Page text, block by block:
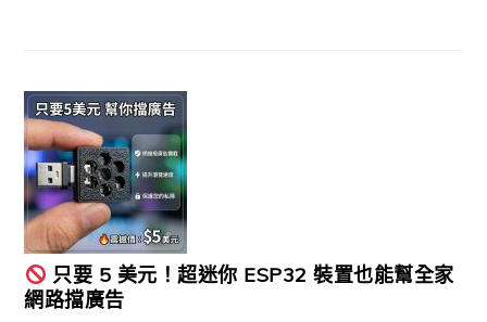
只要 5 美元！超迷你 ESP32 裝置也能幫全家
網路擋廣告